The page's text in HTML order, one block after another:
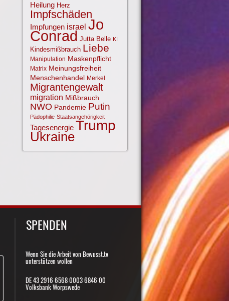
Heilung Herz
Impfschäden
Impfungen israel Jo
Conrad Jutta Belle KI
Kindesmißbrauch Liebe
Manipulation Maskenpflicht
Matrix Meinungsfreiheit
Menschenhandel Merkel
Migrantengewalt
migration Mißbrauch
NWO Pandemie Putin
Pädophilie Staatsangehörigkeit
Tagesenergie Trump
Ukraine
SPENDEN
Wenn Sie die Arbeit von Bewusst.tv
unterstützen wollen
DE 43 2916 6568 0003 6846 00
Volksbank Worpswede